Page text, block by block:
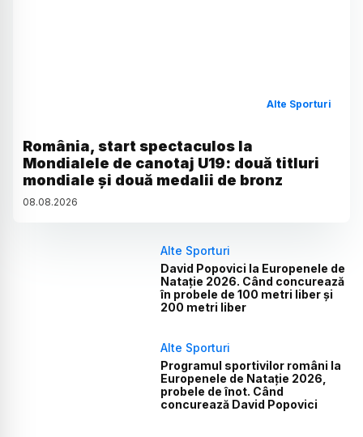
Alte Sporturi
România, start spectaculos la
Mondialele de canotaj U19: două titluri
mondiale și două medalii de bronz
08.08.2026
Alte Sporturi
David Popovici la Europenele de
Natație 2026. Când concurează
în probele de 100 metri liber și
200 metri liber
Alte Sporturi
Programul sportivilor români la
Europenele de Natație 2026,
probele de înot. Când
concurează David Popovici